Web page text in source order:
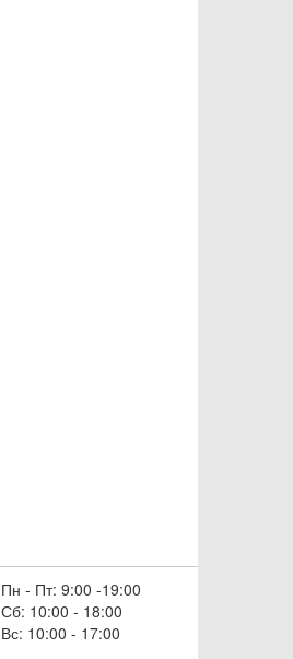
Пн - Пт: 9:00 -19:00
Сб: 10:00 - 18:00
Вс: 10:00 - 17:00